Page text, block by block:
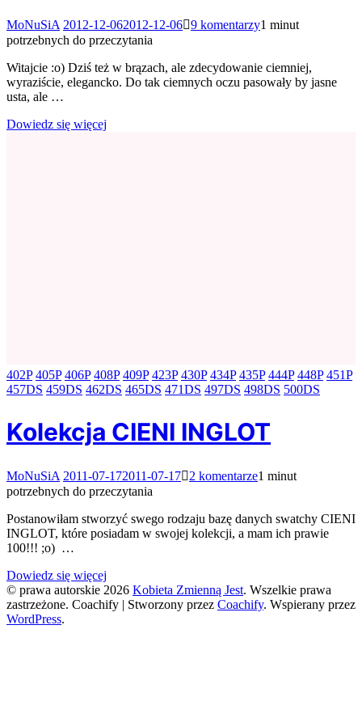
MoNuSiA 2012-12-062012-12-06 9 komentarzydo
Smokey
w
1 minut
potrzebnych do przeczytania
Witajcie :o) Dziś też w brązach, ale zdecydowanie ciemniej,
wyraziście, elegancko. Do tak ciemnych oczu pasowały by jasne
usta, ale …
Dowiedz się więcej
402P 405P 406P 408P 409P 423P 430P 434P 435P 444P 448P 451P
457DS 459DS 462DS 465DS 471DS 497DS 498DS 500DS
Kolekcja CIENI INGLOT
MoNuSiA 2011-07-172011-07-17 2 komentarzedo
INGLOT
1 minut
potrzebnych do przeczytania
Postanowiłam stworzyć swego rodzaju bazę danych swatchy CIENI
INGLOT, które posiadam w swojej kolekcji, a mam ich prawie
100!!! ;o) …
Dowiedz się więcej
© prawa autorskie 2026 Kobieta Zmienną Jest. Wszelkie prawa
zastrzeżone. Coachify | Stworzony przez Coachify. Wspierany przez
WordPress.